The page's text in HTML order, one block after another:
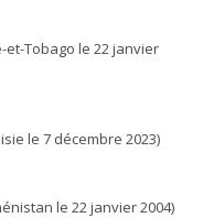
Tobago le 22 janvier
le 7 décembre 2023)
le 22 janvier 2004)